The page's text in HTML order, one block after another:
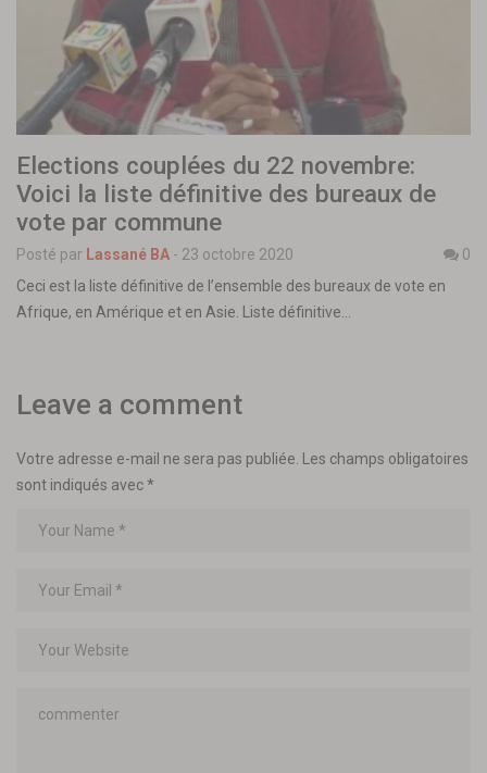
Elections couplées du 22 novembre:
Voici la liste définitive des bureaux de
vote par commune
Posté par Lassané BA - 23 octobre 2020
0
Ceci est la liste définitive de l’ensemble des bureaux de vote en
Afrique, en Amérique et en Asie. Liste définitive…
Leave a comment
Votre adresse e-mail ne sera pas publiée. Les champs obligatoires
sont indiqués avec*